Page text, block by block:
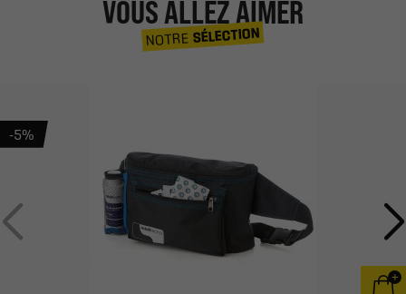
VOUS ALLEZ AIMER
NOTRESÉLECTION
-5%